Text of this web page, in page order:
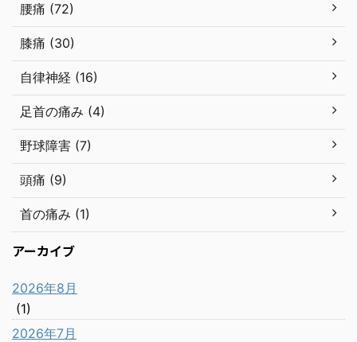
腰痛 (72)
膝痛 (30)
自律神経 (16)
足首の痛み (4)
野球障害 (7)
頭痛 (9)
首の痛み (1)
アーカイブ
2026年8月
(1)
2026年7月